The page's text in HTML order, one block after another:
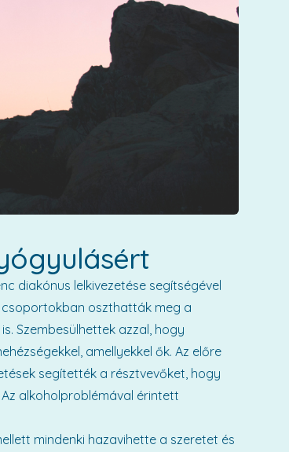
diakónus lelkivezetése segítségével
csoportokban oszthatták meg a
Szembesülhettek azzal, hogy
amellyekkel ők. Az előre
segítették a résztvevőket, hogy
alkoholproblémával érintett
mindenki hazavihette a szeretet és